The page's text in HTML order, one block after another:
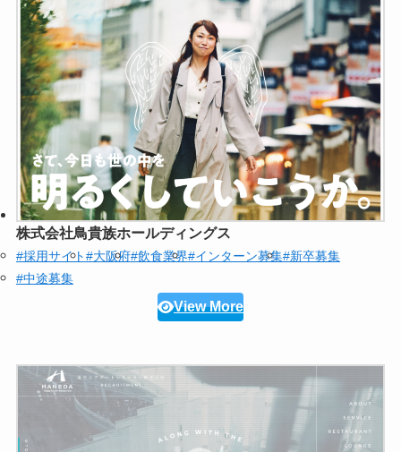
株式会社鳥貴族ホールディングス
#採用サイト#大阪府#飲食業界#インターン募集#新卒募集
#中途募集
View More